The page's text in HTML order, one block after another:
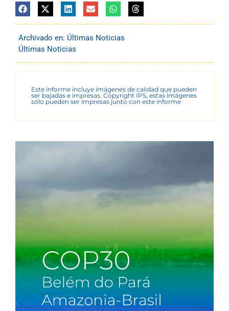
Archivado en: Últimas Noticias
Últimas Noticias
Este informe incluye imágenes de calidad que pueden
ser bajadas e impresas. Copyright IPS, estas imágenes
sólo pueden ser impresas junto con este informe